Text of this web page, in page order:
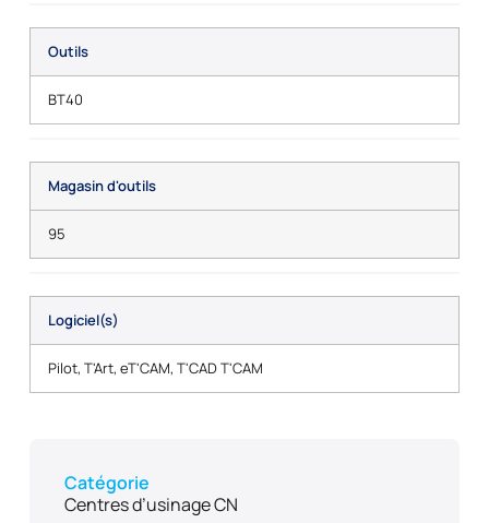
Outils
BT40
Magasin d'outils
95
Logiciel(s)
Pilot, T'Art, eT'CAM, T'CAD T'CAM
Catégorie
Centres d’usinage CN